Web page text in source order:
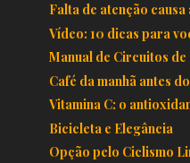
Falta de atenção causa
Vídeo: 10 dicas para
Manual de Circuitos
Café da manhã antes
Vitamina C: o
Bicicleta e Elegância
Opção pelo Ciclismo